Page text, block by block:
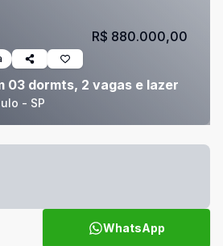
03 dormts, 2 vagas e lazer
- SP
R$ 880.000,00
WhatsApp